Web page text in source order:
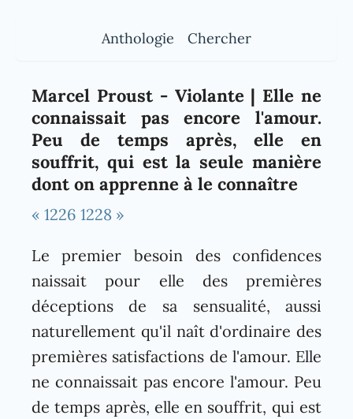
Anthologie Chercher
Marcel Proust - Violante | Elle ne
connaissait pas encore l'amour.
Peu de temps après, elle en
souffrit, qui est la seule manière
dont on apprenne à le connaître
« 1226 1228 »
Le premier besoin des confidences
naissait pour elle des premières
déceptions de sa sensualité, aussi
naturellement qu'il naît d'ordinaire des
premières satisfactions de l'amour. Elle
ne connaissait pas encore l'amour. Peu
de temps après, elle en souffrit, qui est